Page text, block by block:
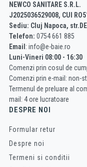
NEWCO SANITARE S.R.L.
J2025036529008, CUI
Sediu: Cluj Napoca,
Telefon: 0754 661 885
Email : info@e-baie.ro
Luni-Vineri 08:00 - 16:30
Comenzi prin cosul de
Comenzi prin e-mail: non-
Termenul de preluare al
mail: 4 ore lucratoare
DESPRE NOI
Formular retur
Despre noi
Termeni si conditii